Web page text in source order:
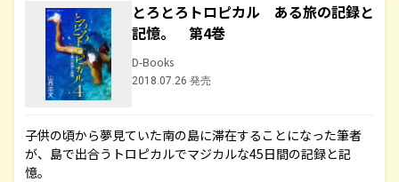
とろとろトロピカル ある旅の記録と
記憶。 第4巻
D-Books
2018.07.26 発売
子供の頃から夢見ていた南の島に滞在することになった筆者
が、島で出合うトロピカルでマジカルな45日間の記録と記
憶。